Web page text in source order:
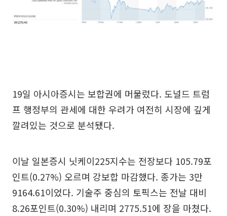
19일 아시아증시는 보합권에 머물렀다. 도널드 트럼
프 행정부의 관세에 대한 우려가 여전히 시장에 깊게
깔려있는 것으로 분석됐다.
이날 일본증시 닛케이225지수는 전장보다 105.79포
인트(0.27%) 오르며 강보합 마감했다. 종가는 3만
9164.61이었다. 기술주 중심의 토픽스는 전날 대비
8.26포인트(0.30%) 내리며 2775.51에 장을 마쳤다.